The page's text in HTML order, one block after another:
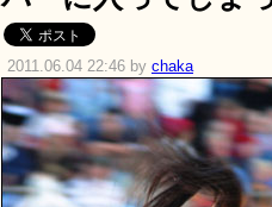
2011.06.04 22:46 by chaka